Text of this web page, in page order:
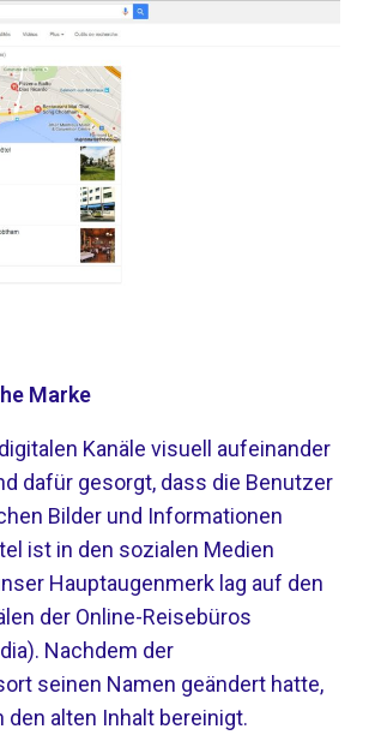
Marke
Kanäle visuell aufeinander
dafür gesorgt, dass die Benutzer
Bilder und Informationen
ist in den sozialen Medien
Hauptaugenmerk lag auf den
der Online-Reisebüros
Nachdem der
seinen Namen geändert hatte,
den alten Inhalt bereinigt.